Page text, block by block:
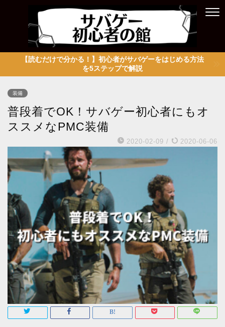
【読むだけで分かる！】初心者がサバゲーをはじめる方法
を5ステップで解説
装備
普段着でOK！サバゲー初心者にもオ
ススメなPMC装備
2020-02-09 / 2020-06-06